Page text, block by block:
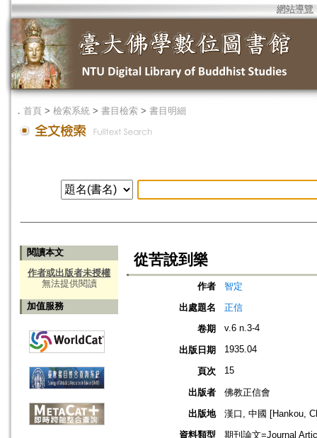
網站導覽
． 首頁 > 檢索系統 > 書目檢索 > 書目明細
閱讀本文
作者或出版者未授權
無法提供閱讀
加值服務
從苦說到樂
作者
智定
出處題名
正信
卷期
v.6 n.3-4
出版日期 1935.04
頁次 15
出版者
佛教正信會
出版地
漢口, 中國 [Hankou,
資料類型
期刊論文=Journal